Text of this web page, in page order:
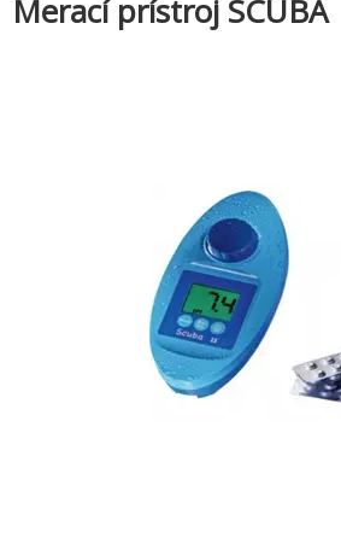
Merací prístroj SCUBA